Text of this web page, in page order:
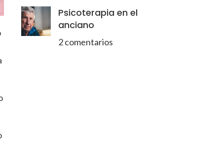
Psicoterapia en el
anciano
2 comentarios